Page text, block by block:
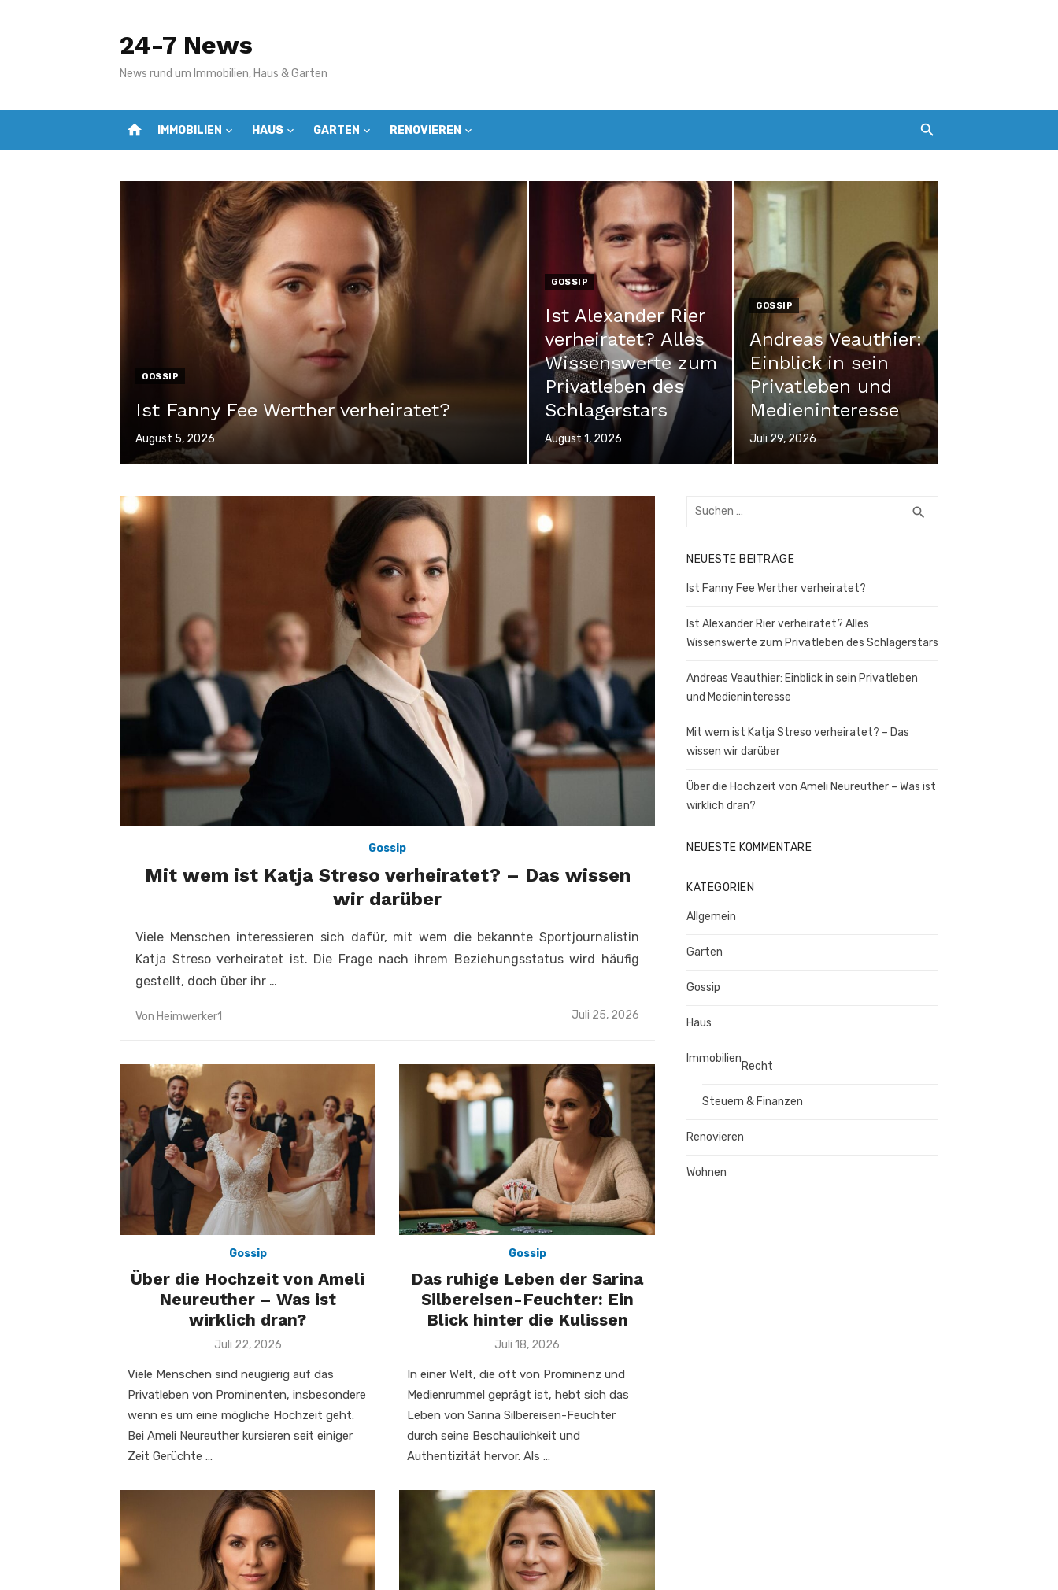
24-7 News
News rund um Immobilien, Haus & Garten
home IMMOBILIEN HAUS GARTEN RENOVIEREN
GOSSIP
Ist Fanny Fee Werther verheiratet?
Veröffentlicht
am
August 5, 2026
GOSSIP
Ist Alexander Rier
verheiratet? Alles
Wissenswerte zum
Privatleben des
Schlagerstars
Veröffentlicht
August 1, 2026
GOSSIP
Andreas Veauthier:
Einblick in sein
Privatleben und
Medieninteresse
Veröffentlicht
Juli 29, 2026
Gossip
Mit wem ist Katja Streso verheiratet? – Das wissen
wir darüber
Viele Menschen interessieren sich dafür, mit wem die bekannte Sportjournalistin
Katja Streso verheiratet ist. Die Frage nach ihrem Beziehungsstatus wird häufig
gestellt, doch über ihr …
Von Heimwerker1
Veröffentlicht
Juli 25, 2026
Gossip
Über die Hochzeit von Ameli
Neureuther – Was ist
wirklich dran?
Veröffentlicht
Juli 22, 2026
Viele Menschen sind neugierig auf das
Privatleben von Prominenten, insbesondere
wenn es um eine mögliche Hochzeit geht.
Bei Ameli Neureuther kursieren seit einiger
Zeit Gerüchte …
Gossip
Das ruhige Leben der Sarina
Silbereisen-Feuchter: Ein
Blick hinter die Kulissen
Veröffentlicht
Juli 18, 2026
In einer Welt, die oft von Prominenz und
Medienrummel geprägt ist, hebt sich das
Leben von Sarina Silbereisen-Feuchter
durch seine Beschaulichkeit und
Authentizität hervor. Als …
Suchen
search
NEUESTE BEITRÄGE
Ist Fanny Fee Werther verheiratet?
Ist Alexander Rier verheiratet? Alles
Wissenswerte zum Privatleben des Schlagerstars
Andreas Veauthier: Einblick in sein Privatleben
und Medieninteresse
Mit wem ist Katja Streso verheiratet? – Das
wissen wir darüber
Über die Hochzeit von Ameli Neureuther – Was ist
wirklich dran?
NEUESTE KOMMENTARE
KATEGORIEN
Allgemein
Garten
Gossip
Haus
Immobilien
Recht
Steuern & Finanzen
Renovieren
Wohnen